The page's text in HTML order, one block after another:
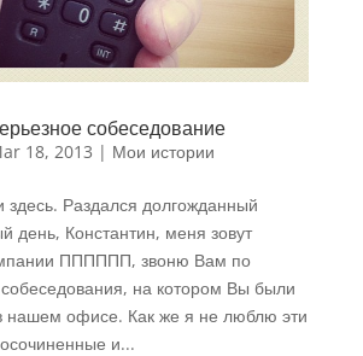
собеседование
18, 2013 | Мои истории
здесь. Раздался долгожданный
день, Константин, меня зовут
ПППППП, звоню Вам по
на котором Вы были
нашем офисе. Как же я не люблю эти
и...